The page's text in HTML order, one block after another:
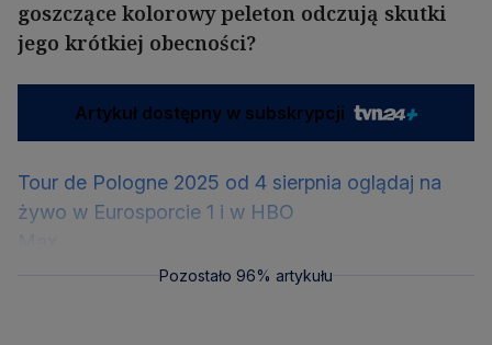
goszczące kolorowy peleton odczują skutki
jego krótkiej obecności?
Artykuł dostępny w subskrypcji
Tour de Pologne 2025 od 4 sierpnia oglądaj na
żywo w Eurosporcie 1 i w HBO
Pozostało 96% artykułu